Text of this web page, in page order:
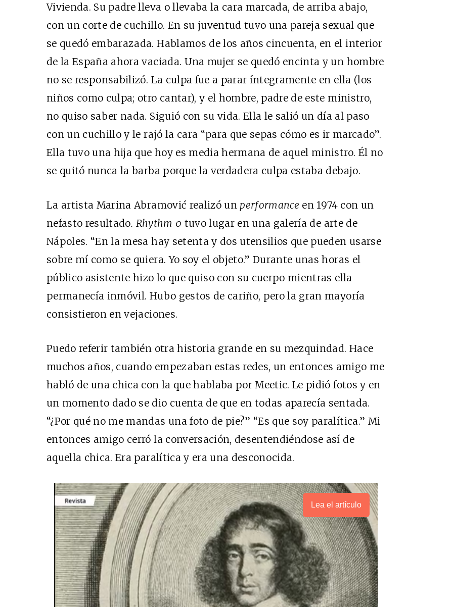
Vivienda. Su padre lleva o llevaba la cara marcada, de arriba abajo,
con un corte de cuchillo. En su juventud tuvo una pareja sexual que
se quedó embarazada. Hablamos de los años cincuenta, en el interior
de la España ahora vaciada. Una mujer se quedó encinta y un hombre
no se responsabilizó. La culpa fue a parar íntegramente en ella (los
niños como culpa; otro cantar), y el hombre, padre de este ministro,
no quiso saber nada. Siguió con su vida. Ella le salió un día al paso
con un cuchillo y le rajó la cara “para que sepas cómo es ir marcado”.
Ella tuvo una hija que hoy es media hermana de aquel ministro. Él no
se quitó nunca la barba porque la verdadera culpa estaba debajo.
La artista Marina Abramović realizó un performance en 1974 con un
nefasto resultado. Rhythm 0 tuvo lugar en una galería de arte de
Nápoles. “En la mesa hay setenta y dos utensilios que pueden usarse
sobre mí como se quiera. Yo soy el objeto.” Durante unas horas el
público asistente hizo lo que quiso con su cuerpo mientras ella
permanecía inmóvil. Hubo gestos de cariño, pero la gran mayoría
consistieron en vejaciones.
Puedo referir también otra historia grande en su mezquindad. Hace
muchos años, cuando empezaban estas redes, un entonces amigo me
habló de una chica con la que hablaba por Meetic. Le pidió fotos y en
un momento dado se dio cuenta de que en todas aparecía sentada.
“¿Por qué no me mandas una foto de pie?” “Es que soy paralítica.” Mi
entonces amigo cerró la conversación, desentendiéndose así de
aquella chica. Era paralítica y era una desconocida.
Lea el artículo